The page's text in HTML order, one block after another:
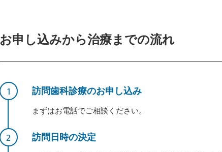
お申し込みから治療までの流れ
訪問歯科診療のお申し込み
まずはお電話でご相談ください。
訪問日時の決定